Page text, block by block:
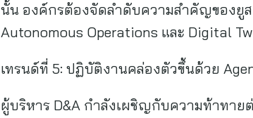
นั้น องค์กรต้องจัดลำดับความสำคัญของยูส
Autonomous Operations และ Digital
เทรนด์ที่ 5: ปฏิบัติงานคล่องตัวขึ้นด้วย
ผู้บริหาร D&A กำลังเผชิญกับความท้าทาย